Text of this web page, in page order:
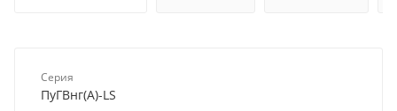
Серия
ПуГВнг(А)-LS